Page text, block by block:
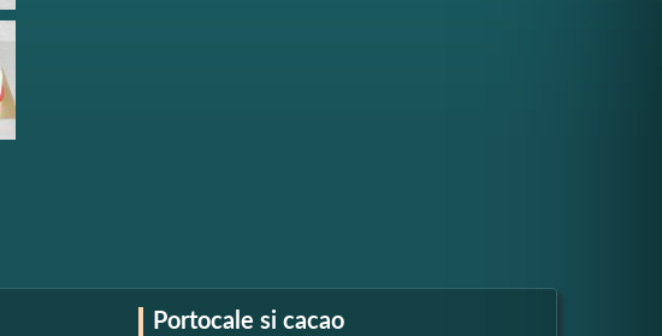
Portocale si cacao